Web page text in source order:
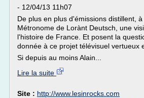
- 12/04/13 11h07
De plus en plus d'émissions distillent,
Métronome de Lorànt Deutsch, une
l'histoire de France. Et posent la
donnée à ce projet télévisuel vertueux
Si depuis au moins Alain...
Lire la suite
Site : http://www.lesinrocks.com